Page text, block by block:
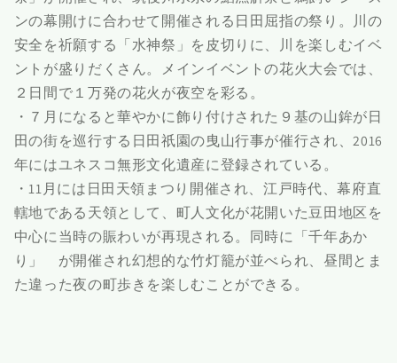
ンの幕開けに合わせて開催される日田屈指の祭り。川の
安全を祈願する「水神祭」を皮切りに、川を楽しむイベ
ントが盛りだくさん。メインイベントの花火大会では、
２日間で１万発の花火が夜空を彩る。
・７月になると華やかに飾り付けされた９基の山鉾が日
田の街を巡行する日田祇園の曳山行事が催行され、2016
年にはユネスコ無形文化遺産に登録されている。
・11月には日田天領まつり開催され、江戸時代、幕府直
轄地である天領として、町人文化が花開いた豆田地区を
中心に当時の賑わいが再現される。同時に「千年あか
り」 が開催され幻想的な竹灯籠が並べられ、昼間とま
た違った夜の町歩きを楽しむことができる。